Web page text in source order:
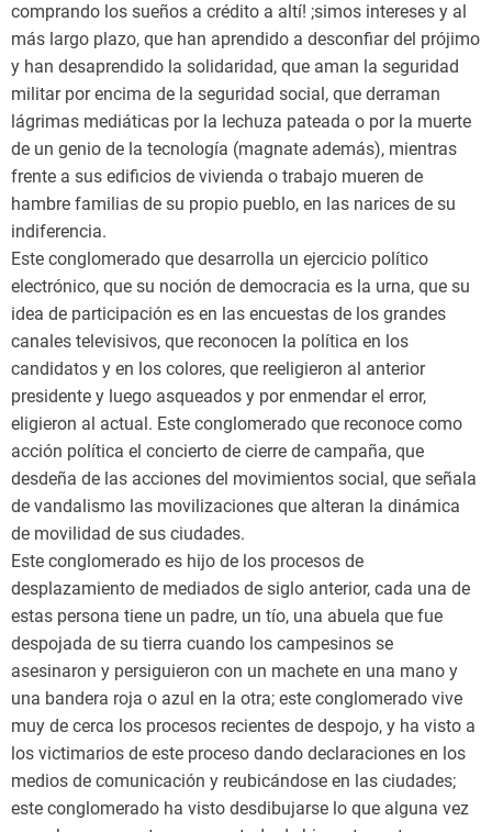
comprando los sueños a crédito a altí! ;simos intereses y al
más largo plazo, que han aprendido a desconfiar del prójimo
y han desaprendido la solidaridad, que aman la seguridad
militar por encima de la seguridad social, que derraman
lágrimas mediáticas por la lechuza pateada o por la muerte
de un genio de la tecnología (magnate además), mientras
frente a sus edificios de vivienda o trabajo mueren de
hambre familias de su propio pueblo, en las narices de su
indiferencia.
Este conglomerado que desarrolla un ejercicio político
electrónico, que su noción de democracia es la urna, que su
idea de participación es en las encuestas de los grandes
canales televisivos, que reconocen la política en los
candidatos y en los colores, que reeligieron al anterior
presidente y luego asqueados y por enmendar el error,
eligieron al actual. Este conglomerado que reconoce como
acción política el concierto de cierre de campaña, que
desdeña de las acciones del movimientos social, que señala
de vandalismo las movilizaciones que alteran la dinámica
de movilidad de sus ciudades.
Este conglomerado es hijo de los procesos de
desplazamiento de mediados de siglo anterior, cada una de
estas persona tiene un padre, un tío, una abuela que fue
despojada de su tierra cuando los campesinos se
asesinaron y persiguieron con un machete en una mano y
una bandera roja o azul en la otra; este conglomerado vive
muy de cerca los procesos recientes de despojo, y ha visto a
los victimarios de este proceso dando declaraciones en los
medios de comunicación y reubicándose en las ciudades;
este conglomerado ha visto desdibujarse lo que alguna vez